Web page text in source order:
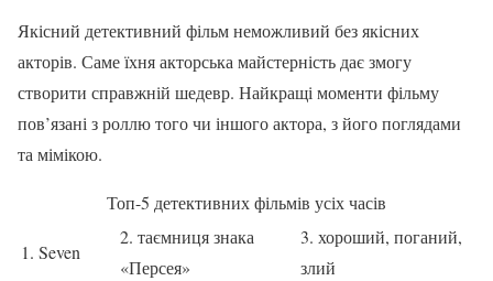
Якісний детективний фільм неможливий без якісних
акторів. Саме їхня акторська майстерність дає змогу
створити справжній шедевр. Найкращі моменти фільму
пов’язані з роллю того чи іншого актора, з його поглядами
та мімікою.
Топ-5 детективних фільмів усіх часів
1. Seven
2. таємниця знака
«Персея»
3. хороший, поганий,
злий